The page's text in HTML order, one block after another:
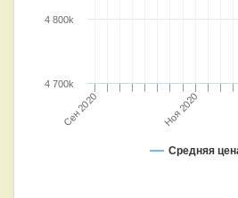
Средняя
Сен 2020 Ноя 2020
4 700k
4 800k